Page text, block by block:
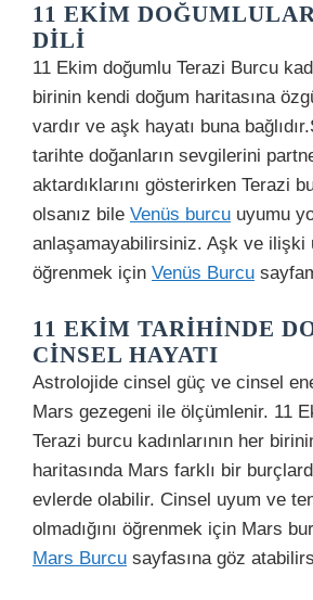
11 EKIM
DILI
11 Ekim doğumlu Terazi Burcu
birinin kendi doğum haritasına
vardır ve aşk hayatı buna
tarihte doğanların sevgilerini
aktardıklarını gösterirken Terazi
olsanız bile Venüs burcu uyumu
anlaşamayabilirsiniz. Aşk ve ilişki
öğrenmek için Venüs Burcu
11 EKIM TARIHINDE
CINSEL HAYATI
Astrolojide cinsel güç ve cinsel
Mars gezegeni ile ölçümlenir. 11
Terazi burcu kadınlarının her
haritasında Mars farklı bir
evlerde olabilir. Cinsel uyum ve
olmadığını öğrenmek için Mars
Mars Burcu sayfasına göz